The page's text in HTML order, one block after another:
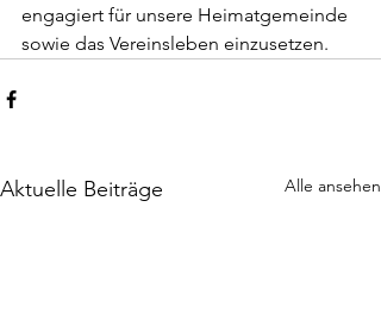
engagiert für unsere Heimatgemeinde
sowie das Vereinsleben einzusetzen.
Aktuelle Beiträge Alle ansehen